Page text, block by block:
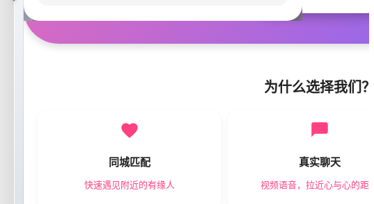
为什么选择我们？
同城匹配
快速遇见附近的有缘人
真实聊天
视频语音，拉近心与心的距离